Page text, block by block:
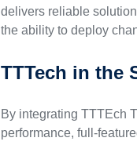
delivers reliable
the ability to deploy
TTTech in the
By integrating TTTEch
performance, full-